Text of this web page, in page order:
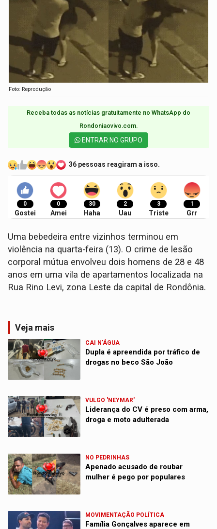
Foto: Reprodução
Receba todas as notícias gratuitamente no WhatsApp do
Rondoniaovivo.com.​
ENTRAR NO GRUPO
36 pessoas reagiram a isso.
0
Gostei
0
Amei
30
Haha
2
Uau
3
Triste
1
Grr
Uma bebedeira entre vizinhos terminou em
violência na quarta-feira (13). O crime de lesão
corporal mútua envolveu dois homens de 28 e 48
anos em uma vila de apartamentos localizada na
Rua Rino Levi, zona Leste da capital de Rondônia.
Veja mais
CAI N'ÁGUA
Dupla é apreendida por tráfico de
drogas no beco São João
VULGO 'NEYMAR'
Liderança do CV é preso com arma,
droga e moto adulterada
NO PEDRINHAS
Apenado acusado de roubar
mulher é pego por populares
MOVIMENTAÇÃO POLÍTICA
Família Gonçalves aparece em